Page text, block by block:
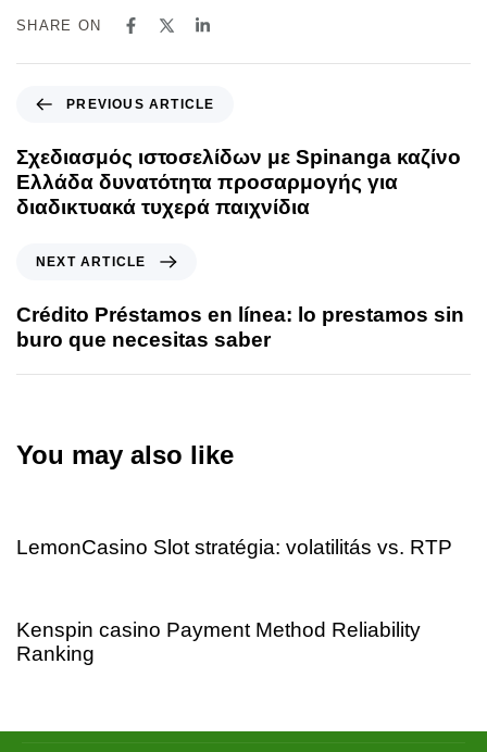
SHARE ON
PREVIOUS ARTICLE
Σχεδιασμός ιστοσελίδων με Spinanga καζίνο
Ελλάδα δυνατότητα προσαρμογής για
διαδικτυακά τυχερά παιχνίδια
NEXT ARTICLE
Crédito Préstamos en línea: lo prestamos sin
buro que necesitas saber
You may also like
LemonCasino Slot stratégia: volatilitás vs. RTP
Kenspin casino Payment Method Reliability
Ranking